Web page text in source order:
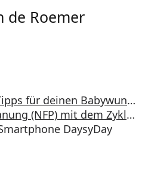
de Roemer
Natürlich schwanger Tipps für deinen Babywunsch
Natürliche Familienplanung (NFP) mit dem Zykluscomputer Daysy
DaysyDay